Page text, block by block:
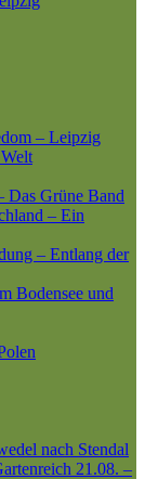
– Leipzig
Das Grüne Band
– Ein
– Entlang der
Bodensee und
nach Stendal
21.08. –